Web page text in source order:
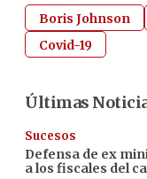
Boris Johnson
Covid-19
Últimas
Sucesos
Defensa de ex
a los fiscales del